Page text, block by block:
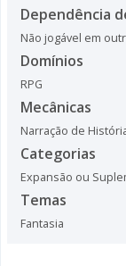
Dependência
Não jogável em
Domínios
RPG
Mecânicas
Narração de
Categorias
Expansão ou
Temas
Fantasia